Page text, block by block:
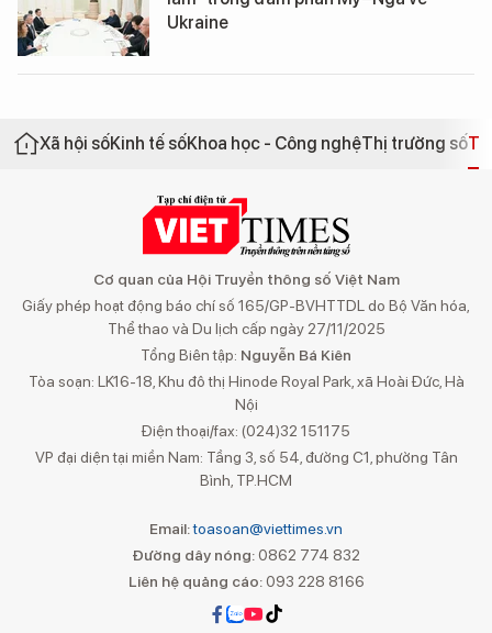
Ukraine
Xã hội sốKinh tế sốKhoa học - Công nghệThị trường số
Cơ quan của Hội Truyền thông số Việt Nam
Giấy phép hoạt động báo chí số 165/GP-BVHTTDL do Bộ Văn hóa,
Thể thao và Du lịch cấp ngày 27/11/2025
Tổng Biên tập: Nguyễn Bá Kiên
Tòa soạn: LK16-18, Khu đô thị Hinode Royal Park, xã Hoài Đức, Hà
Nội
Điện thoại/fax: (024)32 151175
VP đại diện tại miền Nam: Tầng 3, số 54, đường C1, phường Tân
Bình, TP.HCM
Email:toasoan@viettimes.vn
Đường dây nóng: 0862 774 832
Liên hệ quảng cáo:093 228 8166